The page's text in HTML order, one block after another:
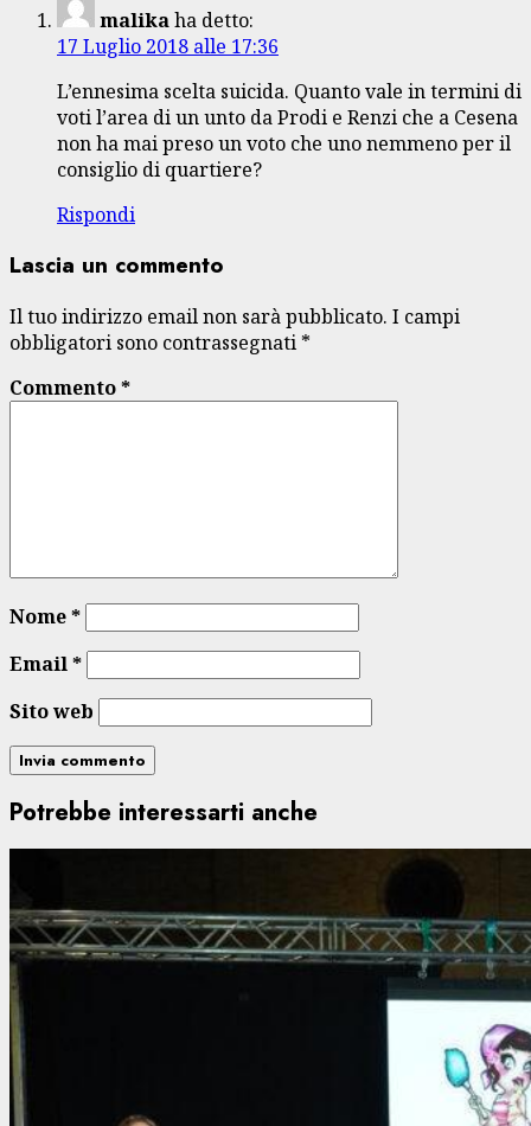
malikaha detto:
17 Luglio 2018 alle 17:36
L’ennesima scelta suicida. Quanto vale in termini di
voti l’area di un unto da Prodi e Renzi che a Cesena
non ha mai preso un voto che uno nemmeno per il
consiglio di quartiere?
Rispondi
Lascia un commento
Il tuo indirizzo email non sarà pubblicato. I campi
obbligatori sono contrassegnati *
Commento*
Nome*
Email*
Sito web
Potrebbe interessarti anche